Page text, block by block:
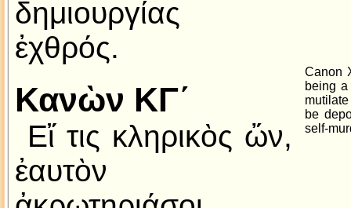
δημιουργίας
ἐχθρός.
Κανὼν ΚΓ´
Εἴ τις κληρικὸς ὤν,
ἐαυτὸν
Canon
being
be
self-